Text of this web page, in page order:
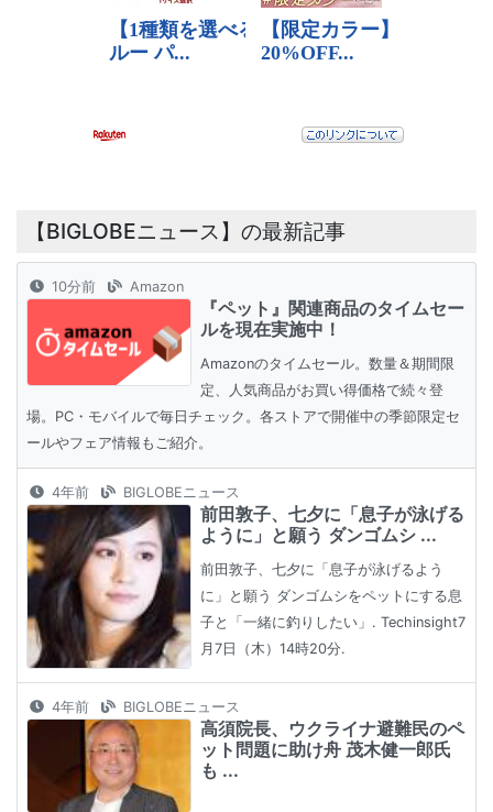
【BIGLOBEニュース】の最新記事
10分前 Amazon
『ペット』関連商品のタイムセー
ルを現在実施中！
Amazonのタイムセール。数量＆期間限
定、人気商品がお買い得価格で続々登
場。PC・モバイルで毎日チェック。各ストアで開催中の季節限定セ
ールやフェア情報もご紹介。
4年前 BIGLOBEニュース
前田敦子、七夕に「息子が泳げる
ように」と願う ダンゴムシ ...
前田敦子、七夕に「息子が泳げるよう
に」と願う ダンゴムシをペットにする息
子と「一緒に釣りしたい」. Techinsight7
月7日（木）14時20分.
4年前 BIGLOBEニュース
高須院長、ウクライナ避難民のペ
ット問題に助け舟 茂木健一郎氏
も ...